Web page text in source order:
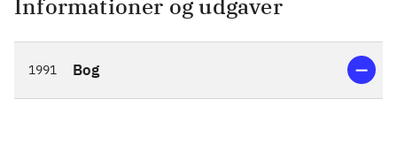
Informationer og udgaver
1991 Bog